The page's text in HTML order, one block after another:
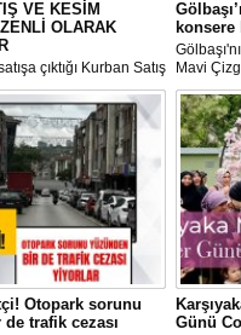
VE KESİM
OLARAK
çıktığı Kurban Satış
haşere ve
geçilmesi amacıyla
Belediyesi ekipleri
olarak ilaçlanıyor.
konsere
Mavi
Akif
konsere
Otopark sorunu
trafik cezası
Günü